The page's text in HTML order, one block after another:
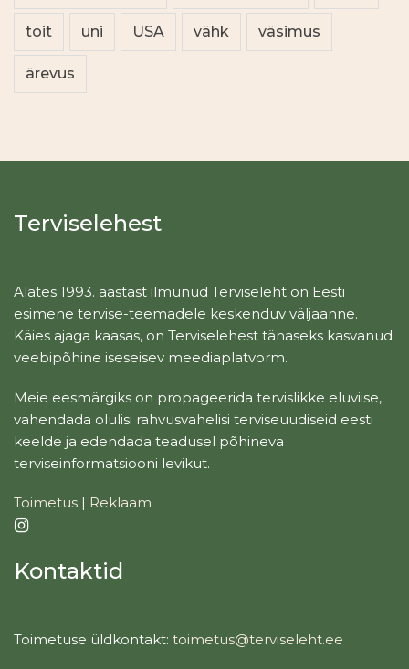
toit uni USA vähk väsimus
ärevus
Terviselehest
Alates 1993. aastast ilmunud Terviseleht on Eesti
esimene tervise-teemadele keskenduv väljaanne.
Käies ajaga kaasas, on Terviselehest tänaseks kasvanud
veebipõhine iseseisev meediaplatvorm.
Meie eesmärgiks on propageerida tervislikke eluviise,
vahendada olulisi rahvusvahelisi terviseuudiseid eesti
keelde ja edendada teadusel põhineva
terviseinformatsiooni levikut.
Toimetus | Reklaam
Kontaktid
Toimetuse üldkontakt: toimetus@terviseleht.ee